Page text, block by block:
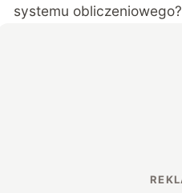
systemu obliczeniowego?